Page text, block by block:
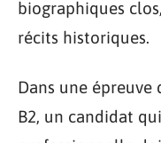
biographiques
récits historiques.
Dans une épreuve
B2, un candidat